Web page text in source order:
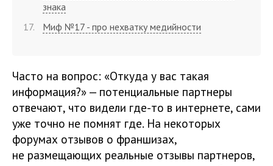
знака
Миф №17 - про нехватку медийности
Часто на вопрос: «Откуда у вас такая
информация?» — потенциальные партнеры
отвечают, что видели где-то в интернете, сами
уже точно не помнят где. На некоторых
форумах отзывов о франшизах,
не размещающих реальные отзывы партнеров,